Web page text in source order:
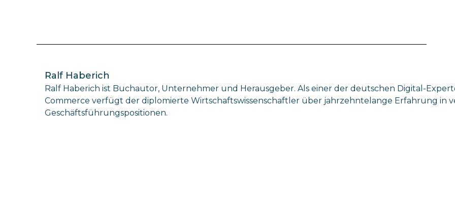
Ralf Haberich
Ralf Haberich ist Buchautor, Unternehmer und Herausgeber. Als einer der deutschen Digital-
Commerce verfügt der diplomierte Wirtschaftswissenschaftler über jahrzehntelange Erfahrung in
Geschäftsführungspositionen.